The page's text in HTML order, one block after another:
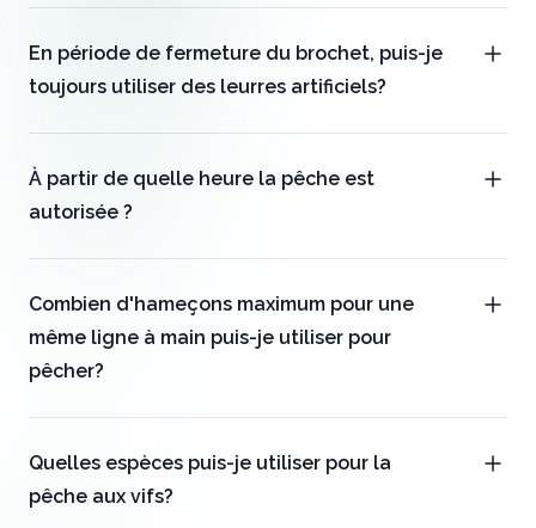
En période de fermeture du brochet, puis-je
toujours utiliser des leurres artificiels?
À partir de quelle heure la pêche est
autorisée ?
Combien d'hameçons maximum pour une
même ligne à main puis-je utiliser pour
pêcher?
Quelles espèces puis-je utiliser pour la
pêche aux vifs?